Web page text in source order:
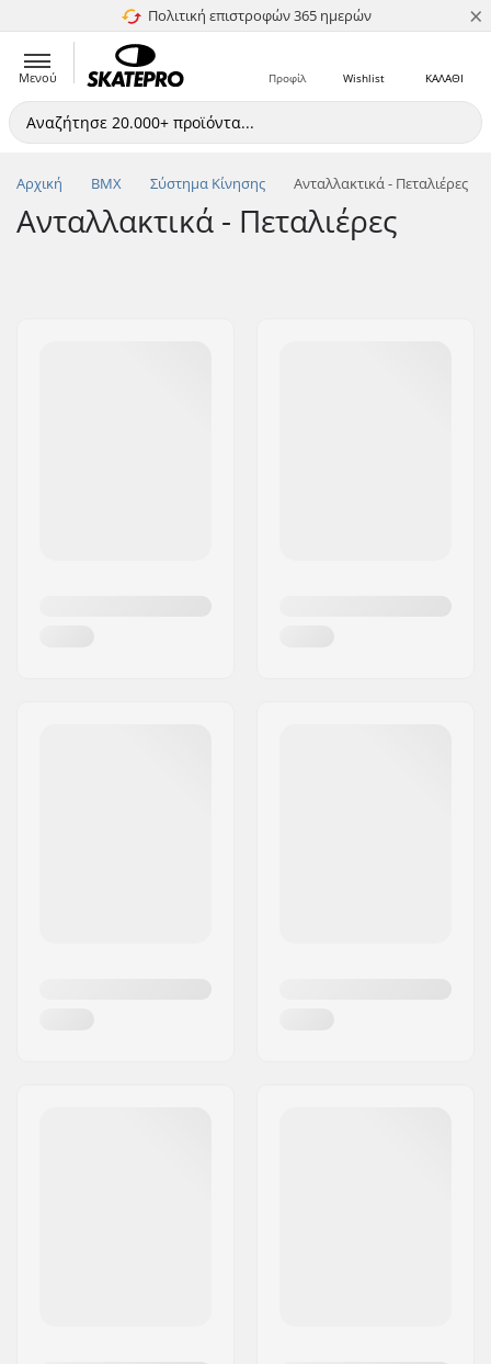
Πολιτική επιστροφών 365 ημερών
4.8 στα 5 ×
Μενού ΚΑΛΑΘΙ
Wishlist
Προφίλ
Αρχική BMX Σύστημα Κίνησης Ανταλλακτικά - Πεταλιέρες
Ανταλλακτικά - Πεταλιέρες